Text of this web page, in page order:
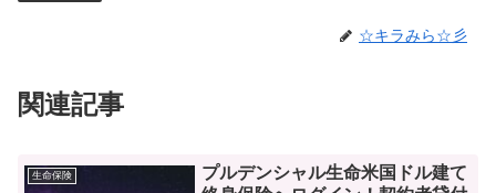
☆キラみら☆彡
関連記事
生命保険
プルデンシャル生命米国ドル建て